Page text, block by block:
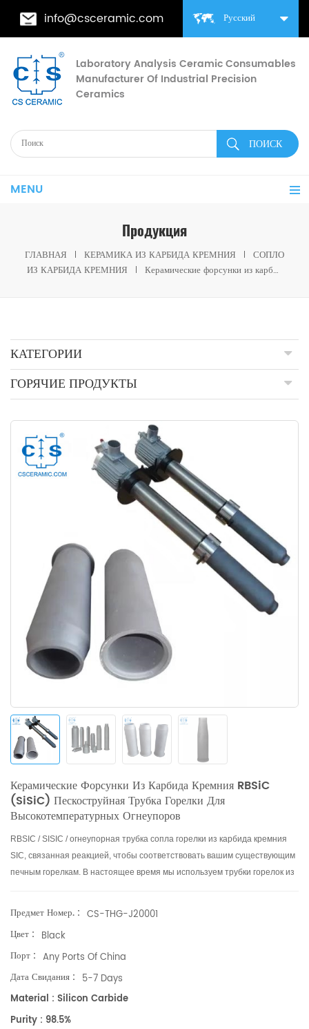
Русский
info@csceramic.com
Laboratory Analysis Ceramic Consumables
Manufacturer Of Industrial Precision
Ceramics
MENU
Продукция
ГЛАВНАЯ КЕРАМИКА ИЗ КАРБИДА КРЕМНИЯ
СОПЛО
ИЗ КАРБИДА КРЕМНИЯ
Керамические форсунки из карбида кремния RBSiC (SiSiC) Пескоструйная трубка горелки для высокотемпературных огнеупоров
КАТЕГОРИИ
ГОРЯЧИЕ ПРОДУКТЫ
Керамические Форсунки Из Карбида Кремния RBSiC
(SiSiC) Пескоструйная Трубка Горелки Для
Высокотемпературных Огнеупоров
RBSIC / SISIC / огнеупорная трубка сопла горелки из карбида кремния
SIC, связанная реакцией, чтобы соответствовать вашим существующим
печным горелкам. В настоящее время мы используем трубки горелок из
Предмет Номер. : CS-THG-J20001
Цвет : Black
Порт : Any Ports Of China
Дата Свидания : 5-7 Days
Material : Silicon Carbide
Purity : 98.5%